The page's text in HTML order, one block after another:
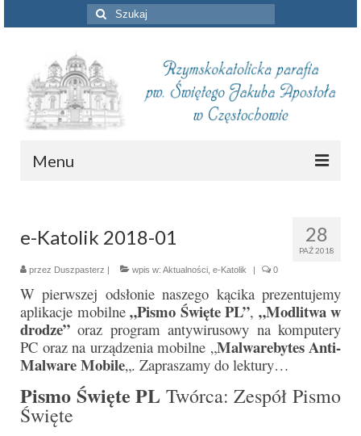
Szuklaj
w:
Menu
Intencje mszalne
Informacje duszpasterskie
Piszą o nas
Remont kościoła
Parafia
Historia
28
PAŹ 2018
e-Katolik 2018-01
przez Duszpasterz wpis w: Aktualności e-Katolik 0
W pierwszej odsłonie naszego kącika prezentujemy
aplikacje mobilne „Pismo Święte PL”, „Modlitwa w
drodze” oraz program antywirusowy na komputery
PC oraz na urządzenia mobilne „Malwarebytes Anti-
Malware Mobile„. Zapraszamy do lektury…
Pismo Święte PL Twórca: Zespół Pismo
Święte